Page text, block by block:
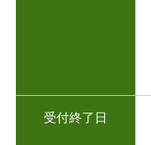
受付終了日